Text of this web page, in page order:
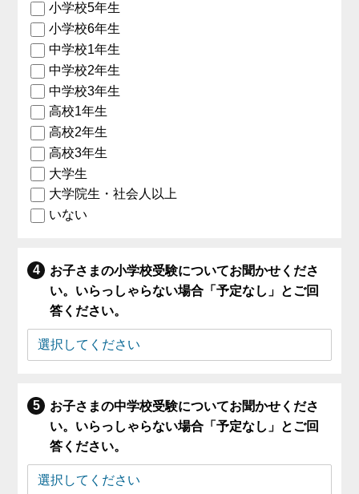
小学校5年生
小学校6年生
中学校1年生
中学校2年生
中学校3年生
高校1年生
高校2年生
高校3年生
大学生
大学院生・社会人以上
いない
お子さまの小学校受験についてお聞かせくださ
い。いらっしゃらない場合「予定なし」とご回
答ください。
お子さまの中学校受験についてお聞かせくださ
い。いらっしゃらない場合「予定なし」とご回
答ください。